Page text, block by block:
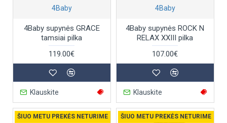
4Baby
4Baby supynės GRACE
tamsiai pilka
119.00€
Klauskite
4Baby
4Baby supynės ROCK N
RELAX XXIII pilka
107.00€
Klauskite
ŠIUO METU PREKĖS NETURIME ŠIUO METU PREKĖS NETURIME